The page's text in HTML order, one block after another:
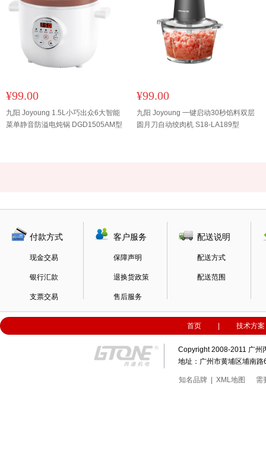
¥99.00
九阳 Joyoung 1.5L小巧出众6大智能
菜单静音防溢电炖锅 DGD1505AM型
¥99.00
九阳 Joyoung 一键启动30秒馅料双层
圆月刀自动绞肉机 S18-LA189型
付款方式
现金交易
银行汇款
支票交易
客户服务
保障声明
退换货政策
售后服务
配送说明
配送方式
配送范围
首页 技术方案
Copyright 2008-2011 广州
地址：广州市黄埔区埔南
知名品牌 XML地图 需